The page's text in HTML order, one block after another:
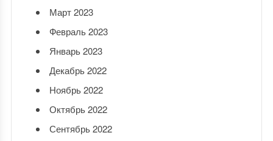
Март 2023
Февраль 2023
Январь 2023
Декабрь 2022
Ноябрь 2022
Октябрь 2022
Сентябрь 2022